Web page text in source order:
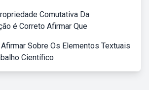
Comutativa Da
é Correto Afirmar Que
Sobre Os Elementos Textuais
Científico